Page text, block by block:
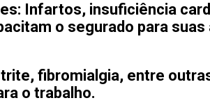
Infartos, insuficiência
o segurado para suas
fibromialgia, entre
o trabalho.